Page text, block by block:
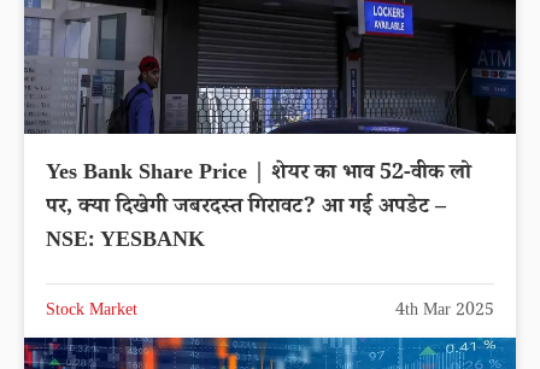
Yes Bank Share Price | शेयर का भाव 52-वीक लो
पर, क्या दिखेगी जबरदस्त गिरावट? आ गई अपडेट –
NSE: YESBANK
Stock Market 4th Mar 2025